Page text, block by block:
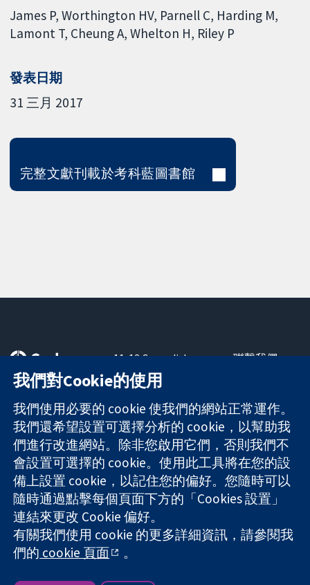
James P Worthington HV Parnell C Harding M
Lamont T Cheung A Whelton H Riley P
發表日期
31 三月 2017
完整文獻刊載於考科藍圖書館
可信任實證
知情決定
更完善的健康照
護
11-13 Cavendish
Square
London
W1G 0AN
United Kingdom
聯繫我們
關於我們
工作機會
Cochrane
Library
The Cochrane Collaboration is a charity (no. 1045921) and a
company limited by guarantee (no. 03044323) registered in
England & Wales. VAT registration number GB 718 2127 49.
版權所有 © 2026 The Cochrane Collaboration
網站條款與條件|免責聲明|隱私權
我們對Cookie的使用
我們使用必要的 cookie 使我們的網站正常運作。
我們還希望設置可選擇分析的 cookie，以幫助我
們進行改進網站。除非您啟用它們，否則我們不
會設置可選擇的 cookie。使用此工具將在您的設
備上設置 cookie，以記住您的偏好。您隨時可以
隨時通過點擊每個頁面下方的「Cookies 設置」
連結來更改 Cookie 偏好。
有關我們使用 cookie 的更多詳細資訊，請參閱我
們的 cookie 頁面 。